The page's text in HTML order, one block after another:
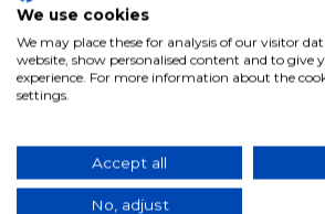
ACCOUDOIRS EMPILABLE
NOIRE EOLIA
61,27€87,23€
Ajouter au panier
We use cookies
We may place these for analysis of our visitor
website, show personalised content and to give
experience. For more information about the
settings.
Accept all
No, adjust